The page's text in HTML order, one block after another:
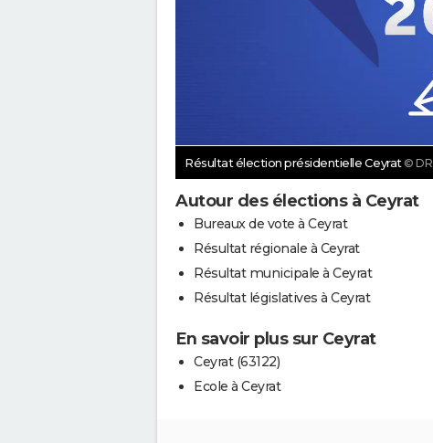
Résultat élection présidentielle Ceyrat © DR
Autour des élections à Ceyrat
Bureaux de vote à Ceyrat
Résultat régionale à Ceyrat
Résultat municipale à Ceyrat
Résultat législatives à Ceyrat
En savoir plus sur Ceyrat
Ceyrat (63122)
Ecole à Ceyrat